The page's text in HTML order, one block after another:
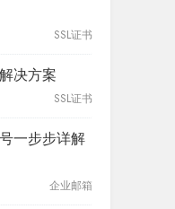
SSL证书
决方案
SSL证书
一步步详解
企业邮箱